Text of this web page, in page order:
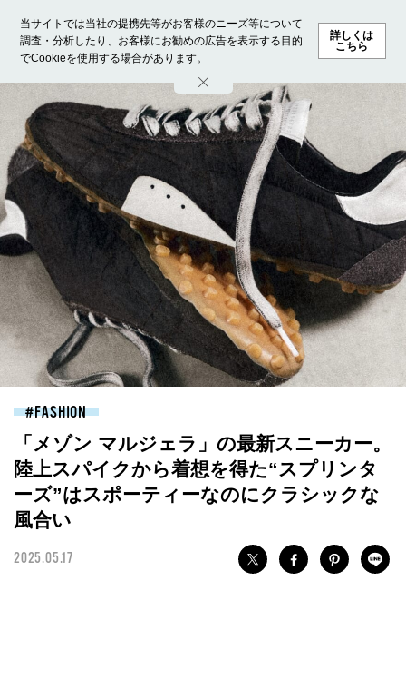
当サイトでは当社の提携先等がお客様のニーズ等について
調査・分析したり、お客様にお勧めの広告を表示する目的
でCookieを使用する場合があります。
詳しくは
こちら
ホーム モデル募集 ランキング ファッション ビューテ
FASHION
「メゾン マルジェラ」の最新スニーカー。
陸上スパイクから着想を得た“スプリンタ
ーズ”はスポーティーなのにクラシックな
風合い
2025.05.17